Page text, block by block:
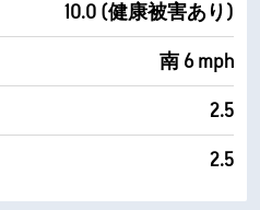
10.0 (健康被害あり)
南 6 mph
2.5
2.5